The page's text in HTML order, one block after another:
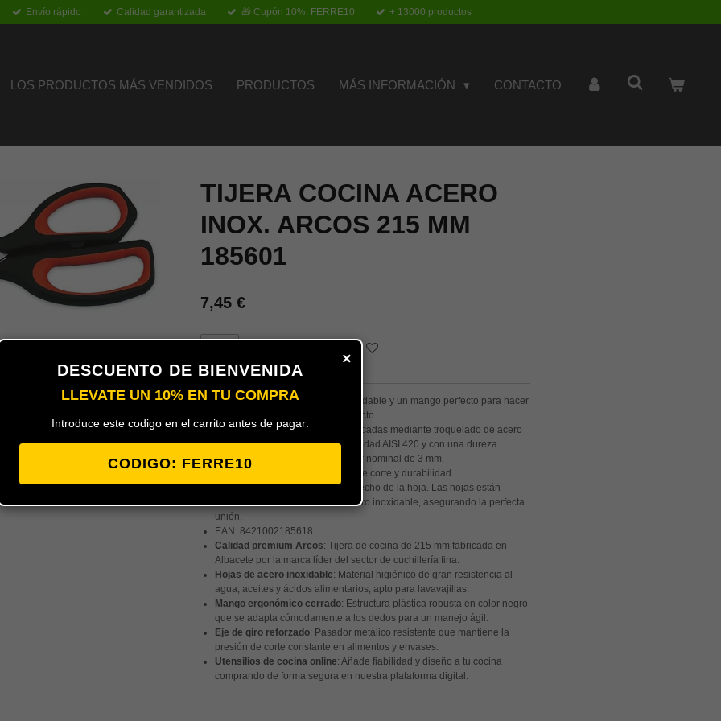
Envío rápido Calidad garantizada 🎁 Cupón 10%: FERRE10 + 13000 productos
LOS PRODUCTOS MÁS VENDIDOS PRODUCTOS MÁS INFORMACIÓN CONTACTO
TIJERA COCINA ACERO
INOX. ARCOS 215 MM
185601
7,45 €
Tijera cocina Arcos en acero inoxidable y un mango perfecto para hacer
poca fuerza y tener un corte perfecto .
Estas tijeras de cocina están fabricadas mediante troquelado de acero
inoxidablemartensítico de alta calidad AISI 420 y con una dureza
mínima de 52 HRc, en un espesor nominal de 3 mm.
Para asegurar el correcto poder de corte y durabilidad.
Dispone de sierra por el lado derecho de la hoja. Las hojas están
unidas mediante remache de acero inoxidable, asegurando la perfecta
unión.
EAN: 8421002185618
Calidad premium Arcos: Tijera de cocina de 215 mm fabricada en
Albacete por la marca líder del sector de cuchillería fina.
Hojas de acero inoxidable: Material higiénico de gran resistencia al
agua, aceites y ácidos alimentarios, apto para lavavajillas.
Mango ergonómico cerrado: Estructura plástica robusta en color negro
que se adapta cómodamente a los dedos para un manejo ágil.
Eje de giro reforzado: Pasador metálico resistente que mantiene la
presión de corte constante en alimentos y envases.
Utensilios de cocina online: Añade fiabilidad y diseño a tu cocina
comprando de forma segura en nuestra plataforma digital.
×
DESCUENTO DE BIENVENIDA
LLEVATE UN 10% EN TU COMPRA
Introduce este codigo en el carrito antes de pagar:
CODIGO: FERRE10